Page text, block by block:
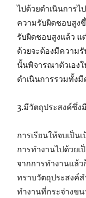
ไปด้วยดำเนินการไ
ความรับผิดชอบสูงขึ้
รับผิดชอบสูงแล้ว แ
ด้วยจะต้องมีความ
นั้นพิจารณาตัวเอง
ดำเนินการรวมทั้ง
3.มีวัตถุประสงค์ซึ่
การเรียนให้จบเป็น
การทำงานไปด้วย
จากการทำงานแล้
ทราบวัตถุประสงค์ส
ทำงานที่กระจ่างข